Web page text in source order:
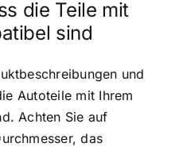
die Teile mit
sind
und
Autoteile mit Ihrem
Achten Sie auf
das